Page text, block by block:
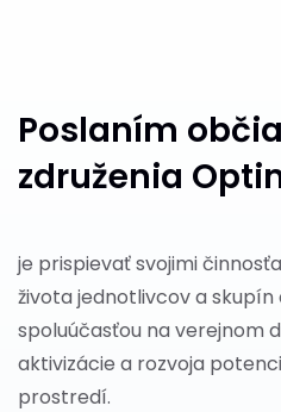
Poslaním
združenia
je prispievať svojimi
života jednotlivcov a
spoluúčasťou na verejnom
aktivizácie a rozvoja
prostredí.